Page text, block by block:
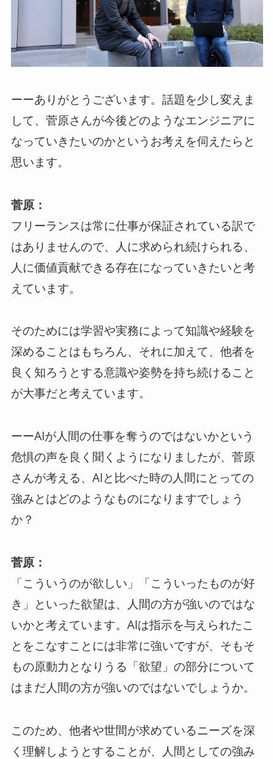
ーーありがとうございます。話題を少し変えま
して、菅原さんが今後どのようなエンジニアに
なっていきたいのかというお考えを伺えたらと
思います。
菅原：
フリーランスは常に仕事が保証されている訳で
はありませんので、人に求められ続けられる、
人に価値貢献できる存在になっていきたいと考
えています。
そのためには学習や実務によって知識や経験を
深めることはもちろん、それに加えて、他者を
良く知ろうとする意識や姿勢を持ち続けること
が大事だと考えています。
ーーAIが人間の仕事を奪うのではないかという
危惧の声を良く聞くようになりましたが、菅原
さんが考える、AIと比べた時の人間にとっての
強みとはどのようなものになりますでしょう
か？
菅原：
「こういうのが欲しい」「こういったものが好
き」といった欲望は、人間の方が強いのではな
いかと考えています。AIは指示を与えられたこ
とをこなすことには非常に強いですが、そもそ
もの原動力となりうる「欲望」の部分について
はまだ人間の方が強いのではないでしょうか。
このため、他者や世間が求めているニーズを深
く理解しようとすることが、人間としての強み